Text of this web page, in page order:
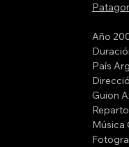
Año
País
Guion
Música